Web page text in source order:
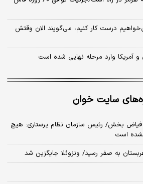
است می‌خواهیم درست کار کنیم، می‌گویند الان وقتش
و آمریکا وارد مرحله نهایی شده است
سایت خوان
فیاض بخش/ رئیس سازمان نظام پرستاری: هیچ
نشده است
به صفر رسید/ ونزوئلا جایگزین شد